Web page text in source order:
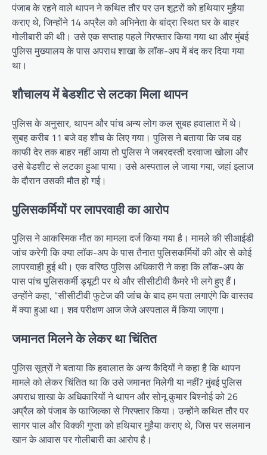
पंजाब के रहने वाले थापन ने कथित तौर पर उन शूटरों को हथियार मुहैया
कराए थे, जिन्होंने 14 अप्रैल को अभिनेता के बांद्रा स्थित घर के बाहर
गोलीबारी की थी। उसे एक सप्ताह पहले गिरफ्तार किया गया था और मुंबई
पुलिस मुख्यालय के पास अपराध शाखा के लॉक-अप में बंद कर दिया गया
था।
शौचालय में बेडशीट से लटका मिला थापन
पुलिस के अनुसार, थापन और पांच अन्य लोग कल सुबह हवालात में थे।
सुबह करीब 11 बजे वह शौच के लिए गया। पुलिस ने बताया कि जब वह
काफी देर तक बाहर नहीं आया तो पुलिस ने जबरदस्ती दरवाजा खोला और
उसे बेडशीट से लटका हुआ पाया। उसे अस्पताल ले जाया गया, जहां इलाज
के दौरान उसकी मौत हो गई।
पुलिसकर्मियों पर लापरवाही का आरोप
पुलिस ने आकस्मिक मौत का मामला दर्ज किया गया है। मामले की सीआईडी
​​जांच करेगी कि क्या लॉक-अप के पास तैनात पुलिसकर्मियों की ओर से कोई
लापरवाही हुई थी। एक वरिष्ठ पुलिस अधिकारी ने कहा कि लॉक-अप के
पास पांच पुलिसकर्मी ड्यूटी पर थे और सीसीटीवी कैमरे भी लगे हुए हैं।
उन्होंने कहा, “सीसीटीवी फुटेज की जांच के बाद हम पता लगाएंगे कि वास्तव
में क्या हुआ था। शव परीक्षण आज जेजे अस्पताल में किया जाएगा।
जमानत मिलने के लेकर था चिंतित
पुलिस सूत्रों ने बताया कि हवालात के अन्य कैदियों ने कहा है कि थापन
मामले को लेकर चिंतित था कि उसे जमानत मिलेगी या नहीं? मुंबई पुलिस
अपराध शाखा के अधिकारियों ने थापन और सोनू कुमार बिश्नोई को 26
अप्रैल को पंजाब के फाजिल्का से गिरफ्तार किया। उन्होंने कथित तौर पर
सागर पाल और विक्की गुप्ता को हथियार मुहैया कराए थे, जिस पर सलमान
खान के आवास पर गोलीबारी का आरोप है।